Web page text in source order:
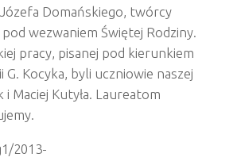
Domańskiego, twórcy
wezwaniem Świętej Rodziny.
pracy, pisanej pod kierunkiem
G. Kocyka, byli uczniowie naszej
i Maciej Kutyła. Laureatom
2013-